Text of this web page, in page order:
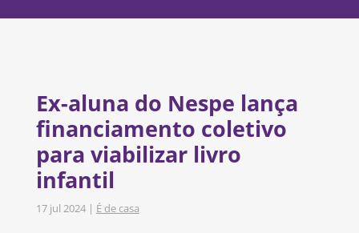
Ex-aluna do Nespe lança
financiamento coletivo
para viabilizar livro
infantil
17 jul 2024| É de casa